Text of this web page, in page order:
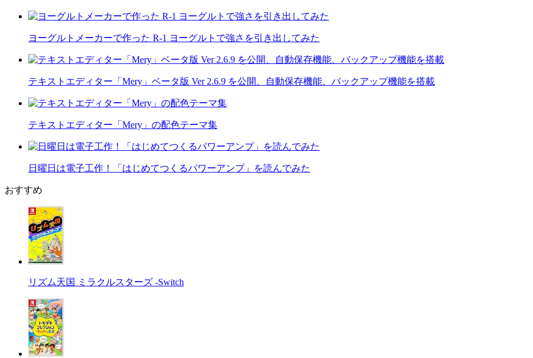
ヨーグルトメーカーで作った R-1 ヨーグルトで強さを引き出してみた
テキストエディター「Mery」ベータ版 Ver 2.6.9 を公開、自動保存機能、バックアップ機能を搭載
テキストエディター「Mery」の配色テーマ集
日曜日は電子工作！「はじめてつくるパワーアンプ」を読んでみた
おすすめ
リズム天国 ミラクルスターズ -Switch